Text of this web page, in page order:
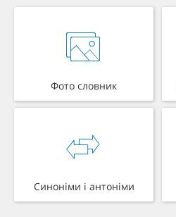
Фото словник
Синоніми і антоніми